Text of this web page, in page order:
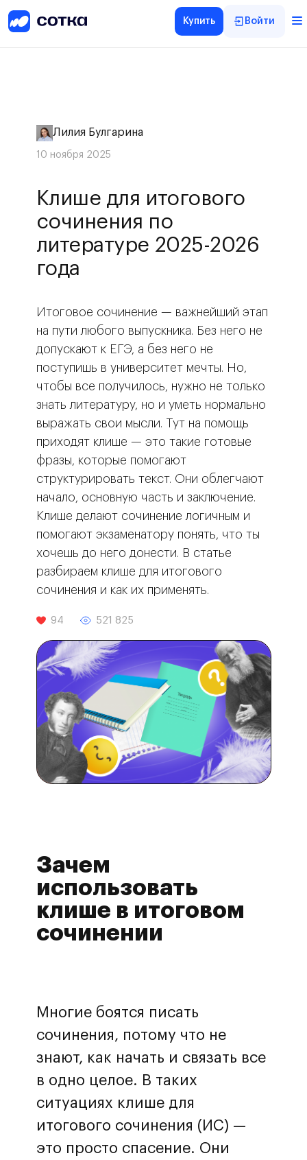
Купить Войти
Лилия Булгарина
10 ноября 2025
Клише для итогового
сочинения по
литературе 2025-2026
года
Итоговое сочинение — важнейший этап
на пути любого выпускника. Без него не
допускают к ЕГЭ, а без него не
поступишь в университет мечты. Но,
чтобы все получилось, нужно не только
знать литературу, но и уметь нормально
выражать свои мысли. Тут на помощь
приходят клише — это такие готовые
фразы, которые помогают
структурировать текст. Они облегчают
начало, основную часть и заключение.
Клише делают сочинение логичным и
помогают экзаменатору понять, что ты
хочешь до него донести. В статье
разбираем клише для итогового
сочинения и как их применять.
94 521 825
Зачем
использовать
клише в итоговом
сочинении
Многие боятся писать
сочинения, потому что не
знают, как начать и связать все
в одно целое. В таких
ситуациях клише для
итогового сочинения (ИС) —
это просто спасение. Они